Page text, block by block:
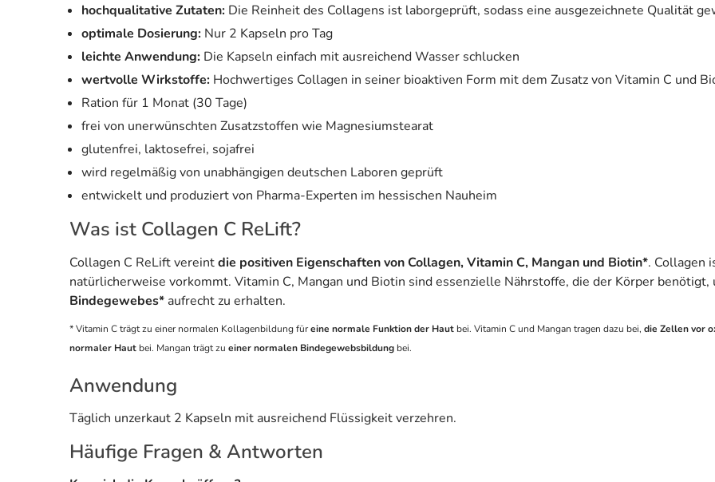
hochqualitative Zutaten: Die Reinheit des Collagens ist laborgeprüft, sodass eine ausgezeichnete Qualität
optimale Dosierung: Nur 2 Kapseln pro Tag
leichte Anwendung: Die Kapseln einfach mit ausreichend Wasser schlucken
wertvolle Wirkstoffe: Hochwertiges Collagen in seiner bioaktiven Form mit dem Zusatz von Vitamin C und
Ration für 1 Monat (30 Tage)
frei von unerwünschten Zusatzstoffen wie Magnesiumstearat
glutenfrei, laktosefrei, sojafrei
wird regelmäßig von unabhängigen deutschen Laboren geprüft
entwickelt und produziert von Pharma-Experten im hessischen Nauheim
Was ist Collagen C ReLift?
Collagen C ReLift vereintdie positiven Eigenschaften von Collagen, Vitamin C, Mangan und Biotin*. Collagen
natürlicherweise vorkommt. Vitamin C, Mangan und Biotin sind essenzielle Nährstoffe, die der Körper benötigt,
Bindegewebes* aufrecht zu erhalten.
* Vitamin C trägt zu einer normalen Kollagenbildung füreine normale Funktion der Haut bei. Vitamin C und Mangan tragen dazu bei, die Zellen vor
normaler Haut bei. Mangan trägt zu einer normalen Bindegewebsbildung bei.
Anwendung
Täglich unzerkaut 2 Kapseln mit ausreichend Flüssigkeit verzehren.
Häufige Fragen & Antworten